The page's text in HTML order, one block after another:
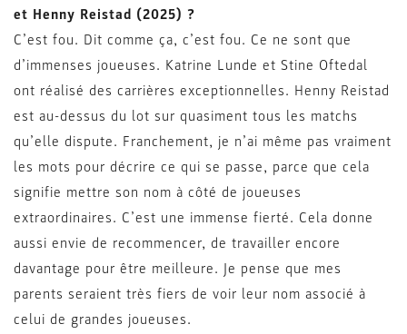
et Henny Reistad (2025) ?
C’est fou. Dit comme ça, c’est fou. Ce ne sont que
d’immenses joueuses. Katrine Lunde et Stine Oftedal
ont réalisé des carrières exceptionnelles. Henny Reistad
est au-dessus du lot sur quasiment tous les matchs
qu’elle dispute. Franchement, je n’ai même pas vraiment
les mots pour décrire ce qui se passe, parce que cela
signifie mettre son nom à côté de joueuses
extraordinaires. C’est une immense fierté. Cela donne
aussi envie de recommencer, de travailler encore
davantage pour être meilleure. Je pense que mes
parents seraient très fiers de voir leur nom associé à
celui de grandes joueuses.